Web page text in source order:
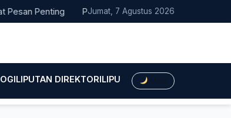
Penting Pacitan Tembus Peringkat 38 Nasional
Jumat, 7 Agustus 2026
LIPUTAN DIREKTORILIPUTAN HUKUMLIPUTAN